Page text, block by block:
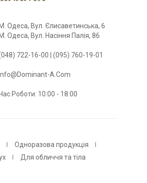
М. Одеса, Вул. Єлисаветинська, 6
М. Одеса, Вул. Насіння Палія, 86
722-16-00 | (095) 760-19-01
Info@dominant-A.com
Роботи: 10:00 - 18:00
Одноразова продукція
Для обличчя та тіла